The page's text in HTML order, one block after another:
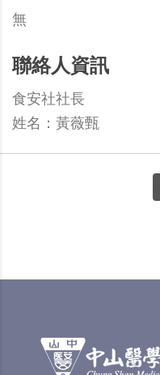
無
聯絡人資訊
食安社社長
姓名：黃薇甄